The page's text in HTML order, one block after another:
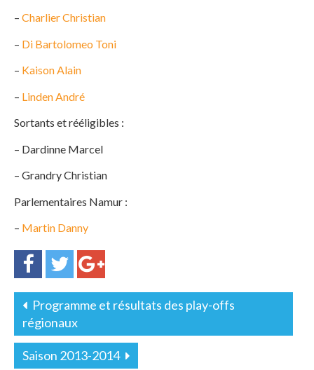
– Charlier Christian
– Di Bartolomeo Toni
– Kaison Alain
– Linden André
Sortants et rééligibles :
– Dardinne Marcel
– Grandry Christian
Parlementaires Namur :
– Martin Danny
Programme et résultats des play-offs
régionaux
Saison 2013-2014